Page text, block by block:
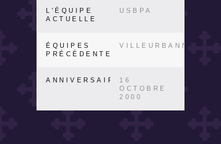
L'ÉQUIPE
ACTUELLE
USBPA
ÉQUIPES
PRÉCÉDENTES
VILLEURBANNE
ANNIVERSAIRE16
OCTOBRE
2000